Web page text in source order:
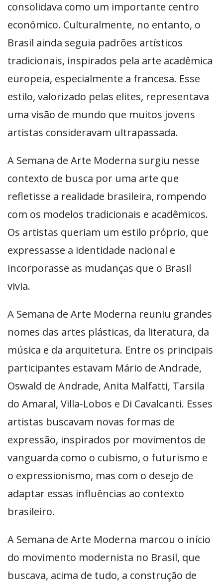
consolidava como um importante centro
econômico. Culturalmente, no entanto, o
Brasil ainda seguia padrões artísticos
tradicionais, inspirados pela arte acadêmica
europeia, especialmente a francesa. Esse
estilo, valorizado pelas elites, representava
uma visão de mundo que muitos jovens
artistas consideravam ultrapassada.
A Semana de Arte Moderna surgiu nesse
contexto de busca por uma arte que
refletisse a realidade brasileira, rompendo
com os modelos tradicionais e acadêmicos.
Os artistas queriam um estilo próprio, que
expressasse a identidade nacional e
incorporasse as mudanças que o Brasil
vivia.
A Semana de Arte Moderna reuniu grandes
nomes das artes plásticas, da literatura, da
música e da arquitetura. Entre os principais
participantes estavam Mário de Andrade,
Oswald de Andrade, Anita Malfatti, Tarsila
do Amaral, Villa-Lobos e Di Cavalcanti. Esses
artistas buscavam novas formas de
expressão, inspirados por movimentos de
vanguarda como o cubismo, o futurismo e
o expressionismo, mas com o desejo de
adaptar essas influências ao contexto
brasileiro.
A Semana de Arte Moderna marcou o início
do movimento modernista no Brasil, que
buscava, acima de tudo, a construção de